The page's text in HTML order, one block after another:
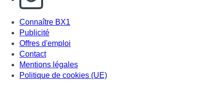
Connaître BX1
Publicité
Offres d'emploi
Contact
Mentions légales
Politique de cookies (UE)